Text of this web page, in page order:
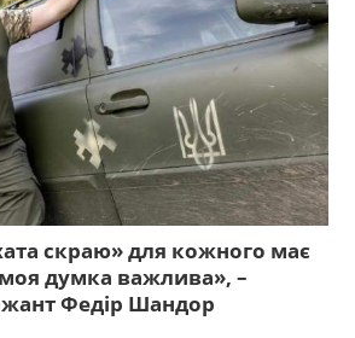
скраю» для кожного має
думка важлива», –
Федір Шандор